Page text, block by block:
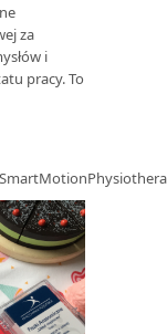
za
i
pracy. To